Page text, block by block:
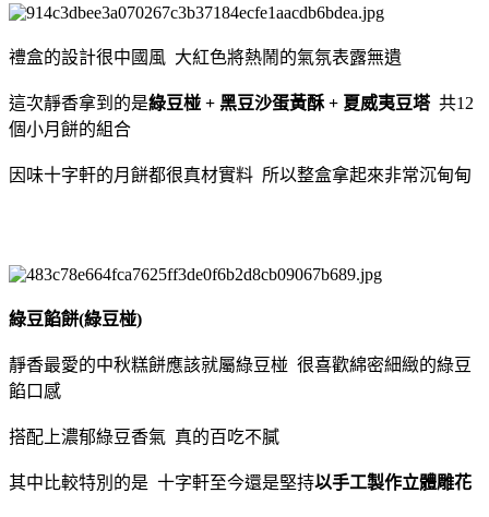
禮盒的設計很中國風 大紅色將熱鬧的氣氛表露無遺
這次靜香拿到的是綠豆椪 + 黑豆沙蛋黃酥 + 夏威夷豆塔 共12
個小月餅的組合
因味十字軒的月餅都很真材實料 所以整盒拿起來非常沉甸甸
綠豆餡餅(綠豆椪)
靜香最愛的中秋糕餅應該就屬綠豆椪 很喜歡綿密細緻的綠豆
餡口感
搭配上濃郁綠豆香氣 真的百吃不膩
其中比較特別的是 十字軒至今還是堅持以手工製作立體雕花